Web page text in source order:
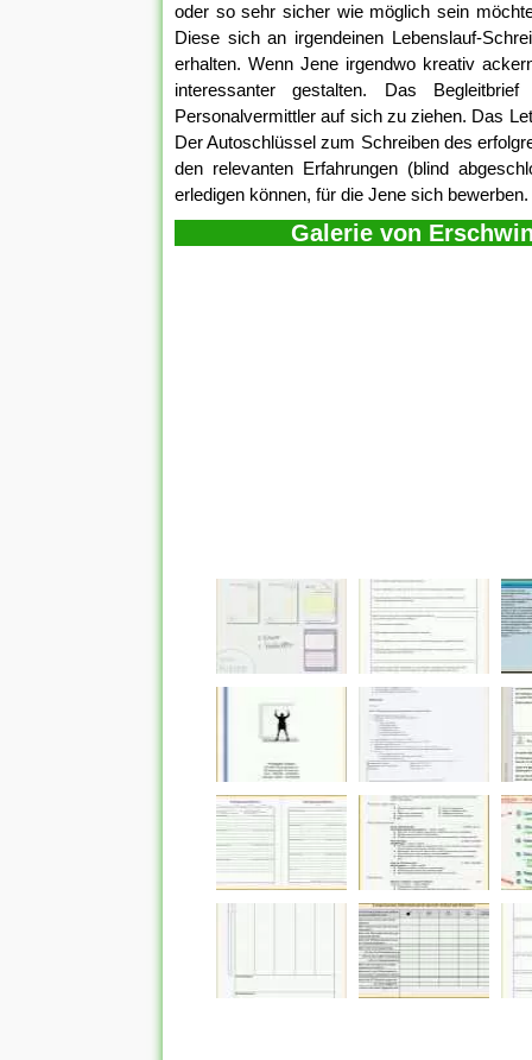
oder so sehr sicher wie möglich sein
Diese sich an irgendeinen Lebenslauf-
erhalten. Wenn Jene irgendwo kreativ
interessanter gestalten. Das
Personalvermittler auf sich zu ziehen. Das
Der Autoschlüssel zum Schreiben des
den relevanten Erfahrungen (blind
erledigen können, für die Jene sich bewerben.
Galerie von